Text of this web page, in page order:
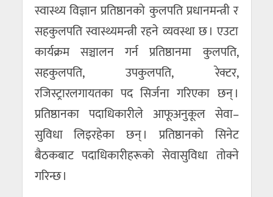
स्वास्थ्य विज्ञान प्रतिष्ठानको कुलपति प्रधानमन्त्री र
सहकुलपति स्वास्थ्यमन्त्री रहने व्यवस्था छ । एउटा
कार्यक्रम सञ्चालन गर्न प्रतिष्ठानमा कुलपति,
सहकुलपति, उपकुलपति, रेक्टर,
रजिस्ट्रारलगायतका पद सिर्जना गरिएका छन् ।
प्रतिष्ठानका पदाधिकारीले आफूअनुकूल सेवा–
सुविधा लिइरहेका छन् । प्रतिष्ठानको सिनेट
बैठकबाट पदाधिकारीहरूको सेवासुविधा तोक्ने
गरिन्छ ।